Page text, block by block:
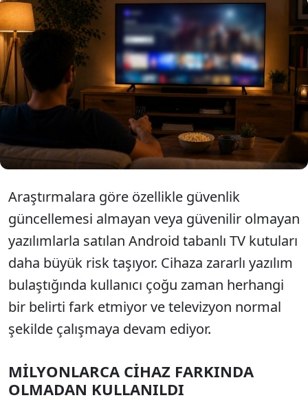
FBI ile Google'ın ortak yürüttüğü operasyon
kapsamında 2 milyondan fazla cihazı kullandığı
belirtilen NetNut adlı proxy ağı çökertildi.
Operasyonda yüzlerce alan adına el konulurken,
zararlı yazılımlar dağıtan uygulamalar da devre dışı
bırakıldı. Uzmanlar, bu ağda bazı Android tabanlı
televizyon ve TV kutularının da kullanıcıların haberi
olmadan yer aldığını belirtiyor.
Araştırmalara göre özellikle güvenlik
güncellemesi almayan veya güvenilir olmayan
yazılımlarla satılan Android tabanlı TV kutuları
daha büyük risk taşıyor. Cihaza zararlı yazılım
bulaştığında kullanıcı çoğu zaman herhangi
bir belirti fark etmiyor ve televizyon normal
şekilde çalışmaya devam ediyor.
MİLYONLARCA CİHAZ FARKINDA
OLMADAN KULLANILDI